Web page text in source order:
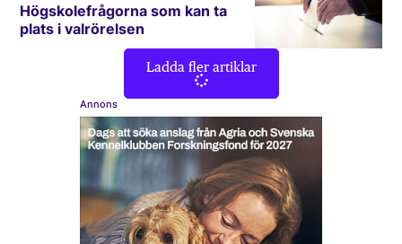
Högskolefrågorna som kan ta
plats i valrörelsen
Ladda fler artiklar
Annons